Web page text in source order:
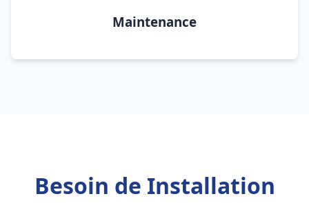
Maintenance
Besoin de Installation